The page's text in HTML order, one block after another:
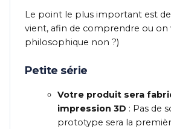
Le point le plus important est de
vient, afin de comprendre ou on
philosophique non ?)
Petite série
Votre produit sera
impression 3D : Pas de
prototype sera la